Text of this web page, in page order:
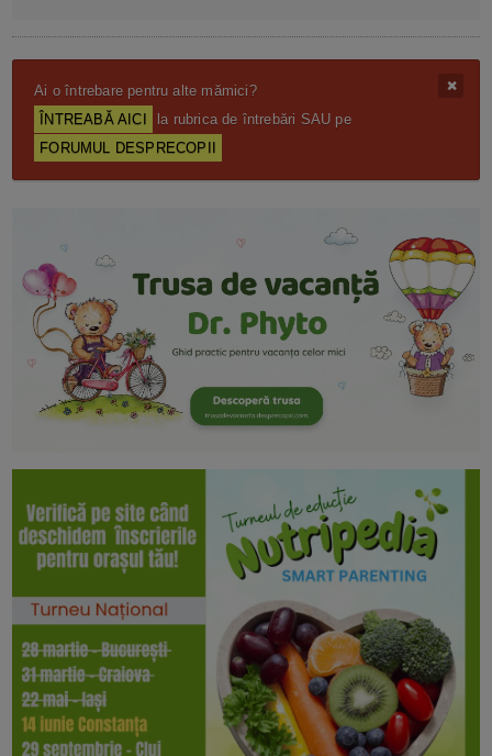
Ai o întrebare pentru alte mămici?
ÎNTREABĂ AICI
la rubrica de întrebări SAU pe
FORUMUL DESPRECOPII